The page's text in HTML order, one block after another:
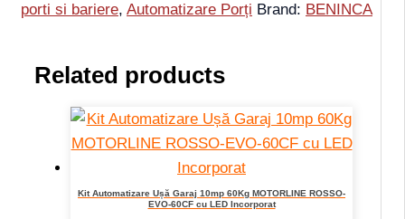
porti si bariere, Automatizare Porți Brand: BENINCA
Related products
Kit Automatizare Ușă Garaj 10mp 60Kg MOTORLINE ROSSO-
EVO-60CF cu LED Incorporat